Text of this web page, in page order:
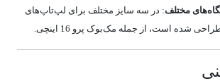
مختلف: در سه سایز مختلف برای لپ‌تاپ‌های